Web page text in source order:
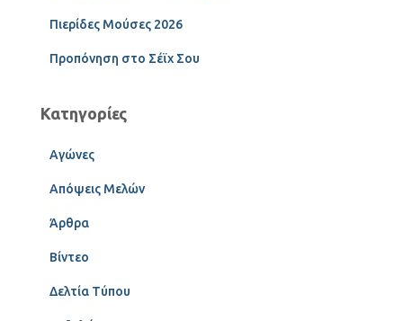
Πιερίδες Μούσες 2026
Προπόνηση στο Σέϊχ Σου
Κατηγορίες
Αγώνες
Απόψεις Μελών
Άρθρα
Βίντεο
Δελτία Τύπου